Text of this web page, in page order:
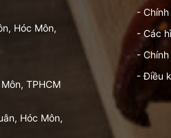
Hóc Môn,
TPHCM
Hóc Môn,
-
- Các
-
- Điều